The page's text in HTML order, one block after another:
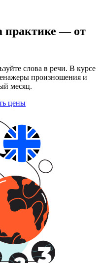
практике — от
слова в речи. В курсе
произношения и
месяц.
цены